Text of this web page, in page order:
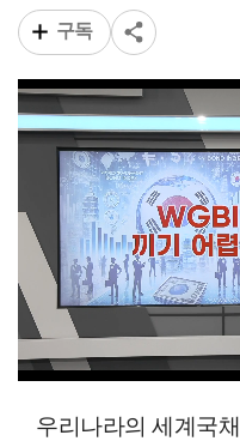
구독
우리나라의 세계국